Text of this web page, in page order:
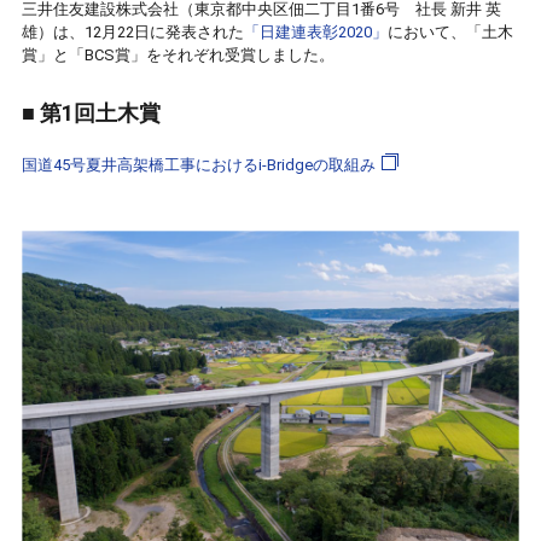
三井住友建設株式会社（東京都中央区佃二丁目1番6号 社長 新井 英
雄）は、12月22日に発表された 「日建連表彰2020」 において、「土木
賞」と「BCS賞」をそれぞれ受賞しました。
■ 第1回土木賞
国道45号夏井高架橋工事におけるi-Bridgeの取組み